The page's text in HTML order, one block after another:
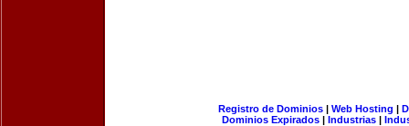
Registro de Dominios| Web Hosting |
Dominios Expirados | Industrias |